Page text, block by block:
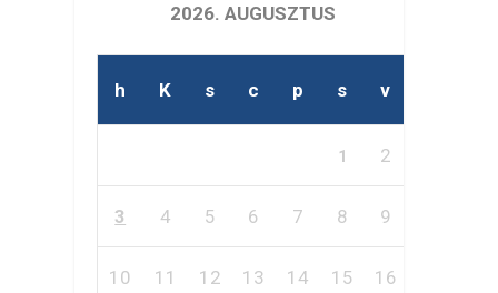
2026. AUGUSZTUS
h K s c p s v
1 2
3 4 5 6 7 8 9
10 11 12 13 14 15 16